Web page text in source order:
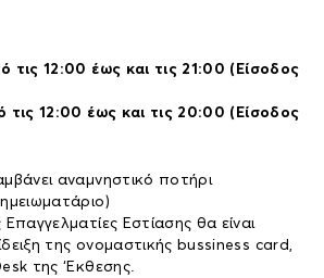
τις 12:00 έως και τις 21:00 (Είσοδος
τις 12:00 έως και τις 20:00 (Είσοδος
αναμνηστικό ποτήρι
Εστίασης θα είναι
της ονομαστικής bussiness card,
της ‘Εκθεσης.